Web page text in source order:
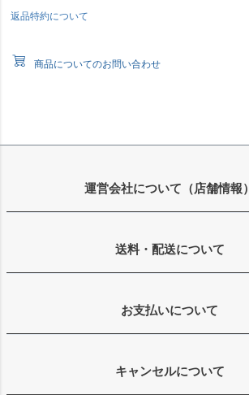
返品特約について
商品についてのお問い合わせ
運営会社について（店舗情報）
送料・配送について
お支払いについて
キャンセルについて